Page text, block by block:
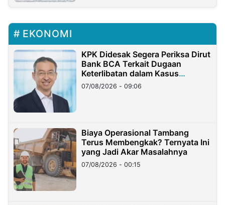
EKONOMI
KPK Didesak Segera Periksa Dirut
Bank BCA Terkait Dugaan
Keterlibatan dalam Kasus
Hilangnya Dana Nasabah Rp2,58
Miliar
07/08/2026 - 09:06
Biaya Operasional Tambang
Terus Membengkak? Ternyata Ini
yang Jadi Akar Masalahnya
07/08/2026 - 00:15